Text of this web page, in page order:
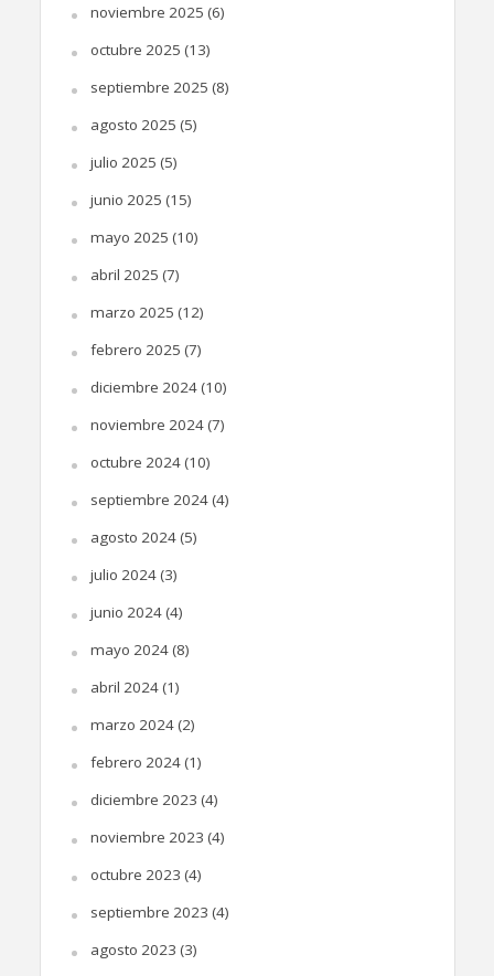
noviembre 2025 (6)
octubre 2025 (13)
septiembre 2025 (8)
agosto 2025 (5)
julio 2025 (5)
junio 2025 (15)
mayo 2025 (10)
abril 2025 (7)
marzo 2025 (12)
febrero 2025 (7)
diciembre 2024(10)
noviembre 2024(7)
octubre 2024(10)
septiembre 2024(4)
agosto 2024(5)
julio 2024(3)
junio 2024(4)
mayo 2024(8)
abril 2024(1)
marzo 2024(2)
febrero 2024(1)
diciembre 2023 (4)
noviembre 2023 (4)
octubre 2023 (4)
septiembre 2023 (4)
agosto 2023 (3)